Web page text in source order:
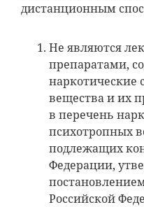
дистанционным
Не являются
препаратами,
наркотические
вещества и их
в перечень
психотропных
подлежащих
Федерации,
Российской